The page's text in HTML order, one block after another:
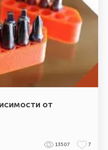
от
13507 7